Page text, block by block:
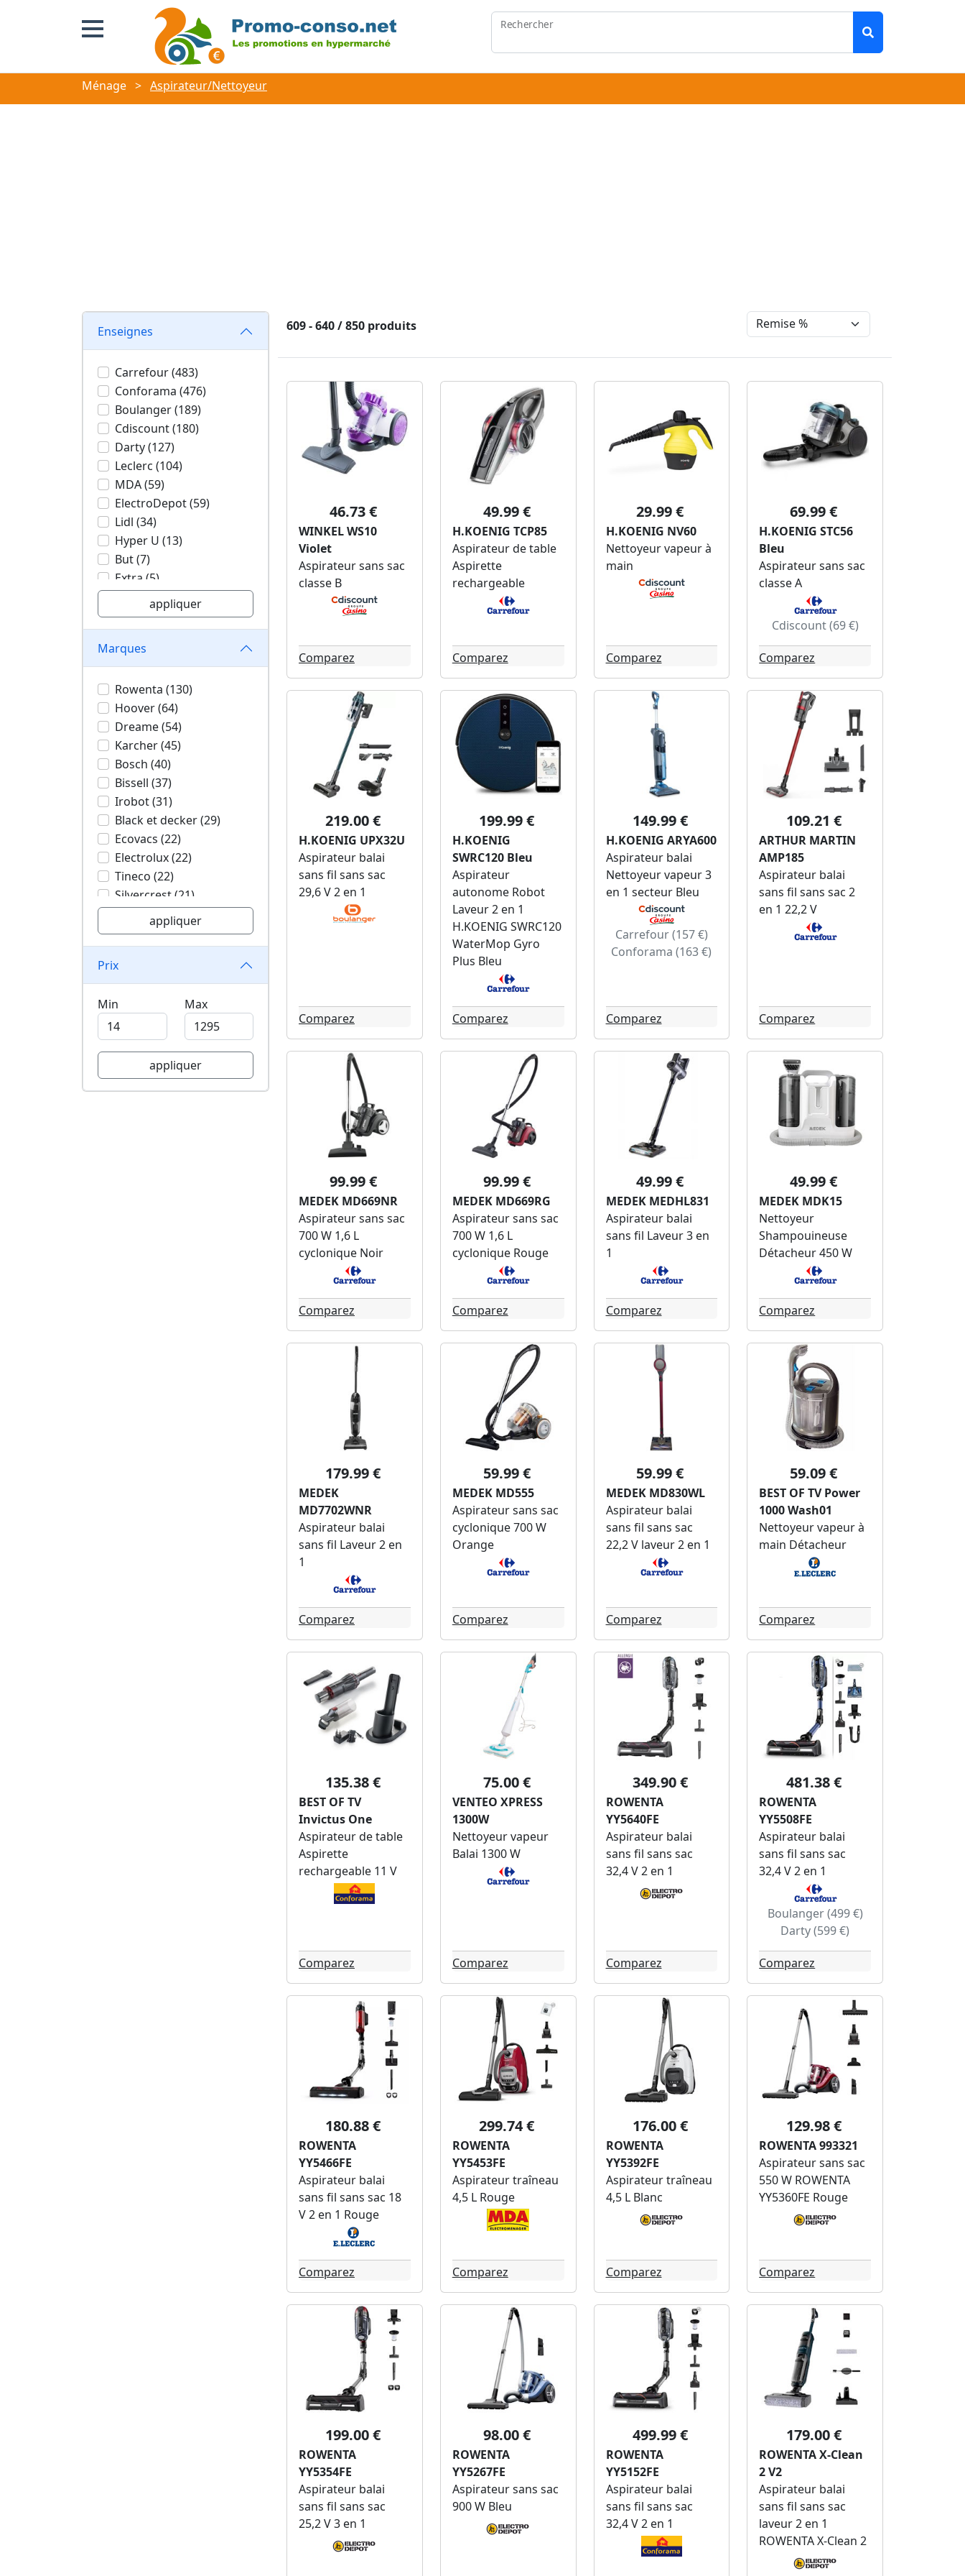
Rechercher
Ménage > Aspirateur/Nettoyeur
Enseignes
Carrefour (483)
Conforama (476)
Boulanger (189)
Cdiscount (180)
Darty (127)
Leclerc (104)
MDA (59)
ElectroDepot (59)
Lidl (34)
Hyper U (13)
But (7)
Extra (5)
Carrefour Market (4)
Monoprix (2)
BricoDepot (1)
Bricorama (1)
appliquer
Marques
Rowenta (130)
Hoover (64)
Dreame (54)
Karcher (45)
Bosch (40)
Bissell (37)
Irobot (31)
Black et decker (29)
Ecovacs (22)
Electrolux (22)
Tineco (22)
Silvercrest (21)
Dyson (21)
Roborock (21)
Valberg (19)
Severin (17)
Samsung (17)
Polti (17)
Philips (17)
Shark (13)
Medek (12)
Essentiel b (12)
appliquer
Prix
Min Max
appliquer
609 - 640 / 850 produits
46.73 €
WINKEL WS10
Violet
Aspirateur sans sac
classe B
Comparez
49.99 €
H.KOENIG TCP85
Aspirateur de table
Aspirette
rechargeable
Comparez
29.99 €
H.KOENIG NV60
Nettoyeur vapeur à
main
Comparez
69.99 €
H.KOENIG STC56
Bleu
Aspirateur sans sac
classe A
Cdiscount (69 €)
Comparez
219.00 €
H.KOENIG UPX32U
Aspirateur balai
sans fil sans sac
29,6 V 2 en 1
Comparez
199.99 €
H.KOENIG
SWRC120 Bleu
Aspirateur
autonome Robot
Laveur 2 en 1
H.KOENIG SWRC120
WaterMop Gyro
Plus Bleu
Comparez
149.99 €
H.KOENIG ARYA600
Aspirateur balai
Nettoyeur vapeur 3
en 1 secteur Bleu
Carrefour (157 €)
Conforama (163 €)
Comparez
109.21 €
ARTHUR MARTIN
AMP185
Aspirateur balai
sans fil sans sac 2
en 1 22,2 V
Comparez
99.99 €
MEDEK MD669NR
Aspirateur sans sac
700 W 1,6 L
cyclonique Noir
Comparez
99.99 €
MEDEK MD669RG
Aspirateur sans sac
700 W 1,6 L
cyclonique Rouge
Comparez
49.99 €
MEDEK MEDHL831
Aspirateur balai
sans fil Laveur 3 en
1
Comparez
49.99 €
MEDEK MDK15
Nettoyeur
Shampouineuse
Détacheur 450 W
Comparez
179.99 €
MEDEK
MD7702WNR
Aspirateur balai
sans fil Laveur 2 en
1
Comparez
59.99 €
MEDEK MD555
Aspirateur sans sac
cyclonique 700 W
Orange
Comparez
59.99 €
MEDEK MD830WL
Aspirateur balai
sans fil sans sac
22,2 V laveur 2 en 1
Comparez
59.09 €
BEST OF TV Power
1000 Wash01
Nettoyeur vapeur à
main Détacheur
Comparez
135.38 €
BEST OF TV
Invictus One
Aspirateur de table
Aspirette
rechargeable 11 V
Comparez
75.00 €
VENTEO XPRESS
1300W
Nettoyeur vapeur
Balai 1300 W
Comparez
349.90 €
ROWENTA
YY5640FE
Aspirateur balai
sans fil sans sac
32,4 V 2 en 1
Comparez
481.38 €
ROWENTA
YY5508FE
Aspirateur balai
sans fil sans sac
32,4 V 2 en 1
Boulanger (499 €)
Darty (599 €)
Comparez
180.88 €
ROWENTA
YY5466FE
Aspirateur balai
sans fil sans sac 18
V 2 en 1 Rouge
Comparez
299.74 €
ROWENTA
YY5453FE
Aspirateur traîneau
4,5 L Rouge
Comparez
176.00 €
ROWENTA
YY5392FE
Aspirateur traîneau
4,5 L Blanc
Comparez
129.98 €
ROWENTA 993321
Aspirateur sans sac
550 W ROWENTA
YY5360FE Rouge
Comparez
199.00 €
ROWENTA
YY5354FE
Aspirateur balai
sans fil sans sac
25,2 V 3 en 1
98.00 €
ROWENTA
YY5267FE
Aspirateur sans sac
900 W Bleu
499.99 €
ROWENTA
YY5152FE
Aspirateur balai
sans fil sans sac
32,4 V 2 en 1
179.00 €
ROWENTA X-Clean
2 V2
Aspirateur balai
sans fil sans sac
laveur 2 en 1
ROWENTA X-Clean 2